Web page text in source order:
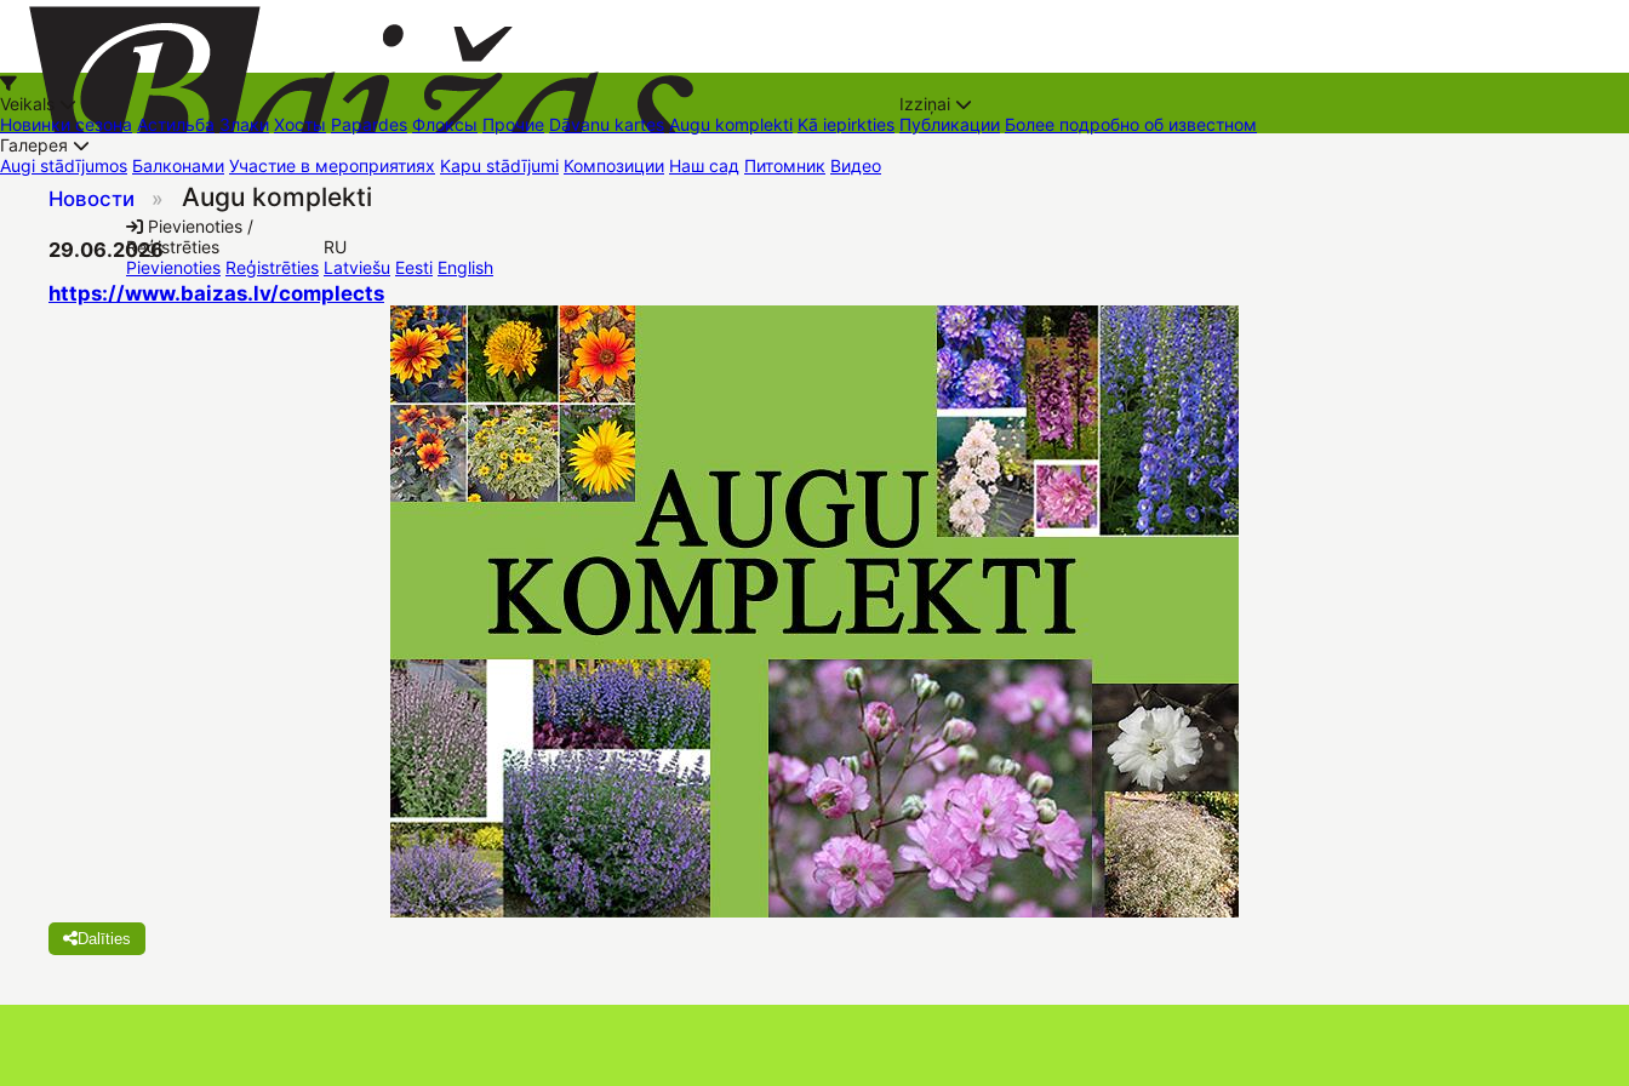
+37126545879 baizas@baizas.lv
Pievienoties /
Reģistrēties
Pievienoties Reģistrēties
RU
Latviešu Eesti English
Veikals
Новинки сезона Астильба Злаки Хосты Papardes Флоксы Прочие Dāvanu kartes Augu komplekti Kā iepirkties
Izziņai
Публикации Более подробно об известном
Галерея
Augi stādījumos Балконами Участие в мероприятиях Kapu stādījumi Композиции Наш сад Питомник Видео
Новости » Augu komplekti
29.06.2026
https://www.baizas.lv/complects
Dalīties